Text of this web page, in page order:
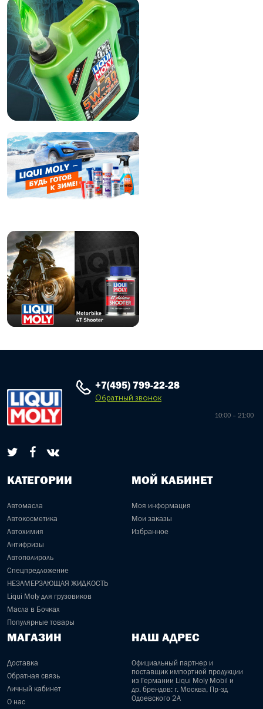
+7(495) 799-22-28
Обратный звонок
10:00 – 21:00
КАТЕГОРИИ
Автомасла
Автокосметика
Автохимия
Антифризы
Автополироль
Спецпредложение
НЕЗАМЕРЗАЮЩАЯ ЖИДКОСТЬ
Liqui Moly для грузовиков
Масла в Бочках
Популярные товары
МОЙ КАБИНЕТ
Моя информация
Мои заказы
Избранное
МАГАЗИН
Доставка
Обратная связь
Личный кабинет
О нас
НАШ АДРЕС
Официальный партнер и
поставщик импортной продукции
из Германии Liqui Moly Mobil и
др. брендов: г. Москва, Пр-зд
Одоевского 2А